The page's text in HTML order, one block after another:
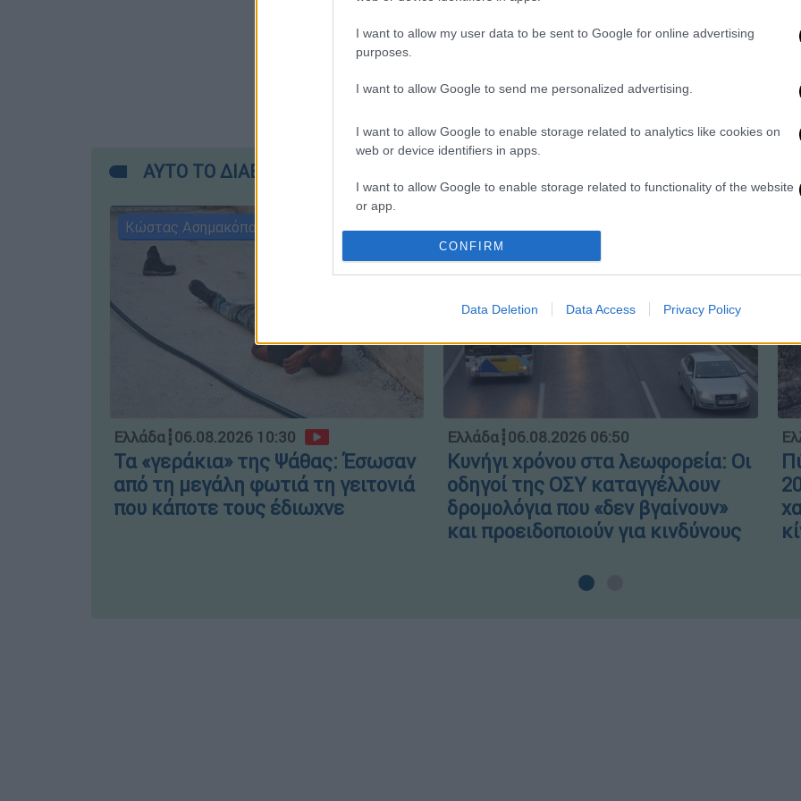
I want to allow my user data to be sent to Google for online advertising
purposes.
I want to allow Google to send me personalized advertising.
I want to allow Google to enable storage related to analytics like cookies on
web or device identifiers in apps.
I want to allow Google to enable storage related to functionality of the website
or app.
I want to allow Google to enable storage related to personalization.
authentication functionality and fraud prevention, and other user protection.
CONFIRM
Data Deletion Data Access Privacy Policy
ΑΥΤΟ ΤΟ ΔΙΑΒΑΣΕΣ;
Κώστας Ασημακόπουλος
Ελλάδα┋06.08.2026 10:30
Τα «γεράκια» της Ψάθας: Έσωσαν
από τη μεγάλη φωτιά τη γειτονιά
που κάποτε τους έδιωχνε
Μαρία Λιλιοπούλου
Ελλάδα┋06.08.2026 06:50
Κυνήγι χρόνου στα λεωφορεία: Οι
οδηγοί της ΟΣΥ καταγγέλλουν
δρομολόγια που «δεν βγαίνουν»
και προειδοποιούν για κινδύνους